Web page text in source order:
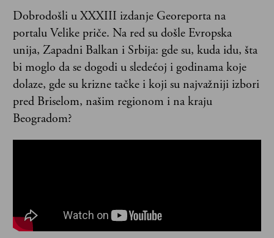
Dobrodošli u XXXIII izdanje Georeporta na
portalu Velike priče. Na red su došle Evropska
unija, Zapadni Balkan i Srbija: gde su, kuda idu, šta
bi moglo da se dogodi u sledećoj i godinama koje
dolaze, gde su krizne tačke i koji su najvažniji izbori
pred Briselom, našim regionom i na kraju
Beogradom?